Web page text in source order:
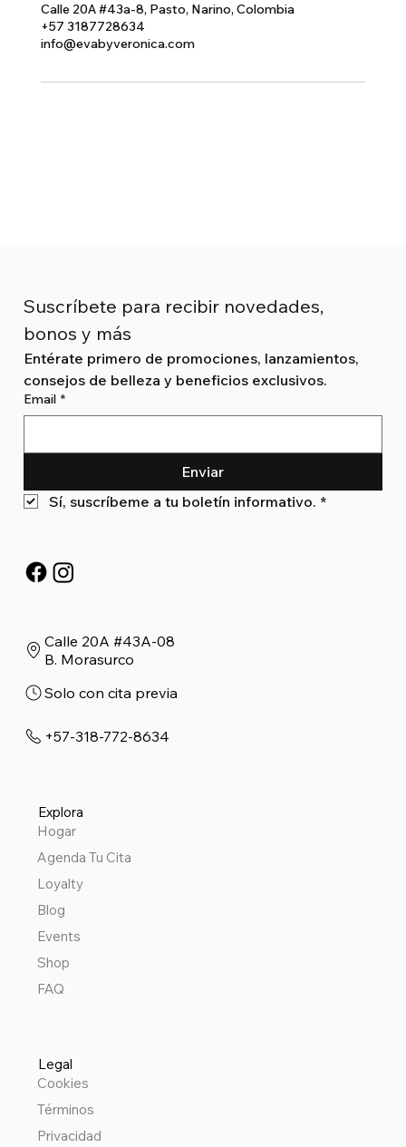
Calle 20A #43a-8, Pasto, Narino, Colombia
+57 3187728634
info@evabyveronica.com
Suscríbete para recibir novedades,
bonos y más
Entérate primero de promociones, lanzamientos,
consejos de belleza y beneficios exclusivos.
Email *
Enviar
Sí, suscríbeme a tu boletín informativo. *
Calle 20A #43A-08
B. Morasurco
Solo con cita previa
+57-318-772-8634
Explora
Hogar
Agenda Tu Cita
Loyalty
Blog
Events
Shop
FAQ
Legal
Cookies
Términos
Privacidad